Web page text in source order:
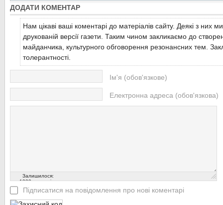
Читати більше...
Виноградові, якій відзначив своє 15-річчя
Читати більше...
Одружилися - добре. Надумали розлучитися - що треба знати
шлюбу?На Закарпатті, і на Виноградівщині зокрема,...
Читати більше...
ДОДАТИ КОМЕНТАР
Нам цікаві ваші коментарі до матеріалів сайту. Деякі з них
друкованій версії газети. Таким чином закликаємо до
майданчика, культурного обговорення резонансних тем.
толерантності.
Ім'я (обов'язкове)
Електронна адреса (обов'язкова)
Залишилося:
1000символів
Підписатися на повідомлення про нові коментарі